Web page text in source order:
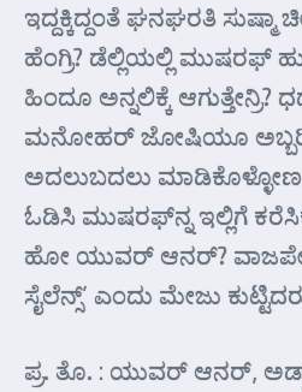
ಇದ್ದಕ್ಕಿದ್ದಂತೆ ಘನಘರತಿ ಸುಷ್ಮಾ
ಹೆಂಗ್ರಿ? ಡೆಲ್ಲಿಯಲ್ಲಿ ಮುಷರಫ್
ಹಿಂದೂ ಅನ್ನಲಿಕ್ಕೆ ಆಗುತ್ತೇನ್ರಿ?
ಮನೋಹರ್‍ ಜೋಷಿಯೂ
ಅದಲುಬದಲು
ಓಡಿಸಿ ಮುಷರಫ್‌ನ್ನ ಇಲ್ಲಿಗೆ
ಹೋ ಯುವರ್‍ ಆನರ್‍?
ಸೈಲೆನ್ಸ್’ ಎಂದು ಮೇಜು
ಪ್ರ. ತೊ. : ಯುವರ್‍ ಆನರ್‍,